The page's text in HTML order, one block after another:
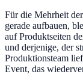
Für die Mehrheit
gerade aufbauen,
auf Produktseiten
und derjenige, der
Produktionsteam
Event, das